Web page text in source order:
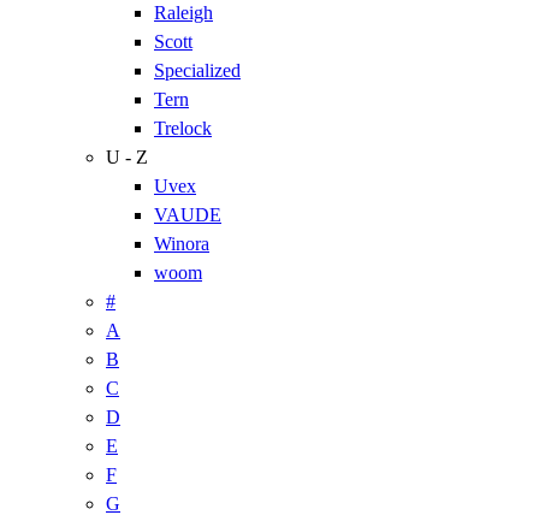
Raleigh
Scott
Specialized
Tern
Trelock
U - Z
Uvex
VAUDE
Winora
woom
#
A
B
C
D
E
F
G